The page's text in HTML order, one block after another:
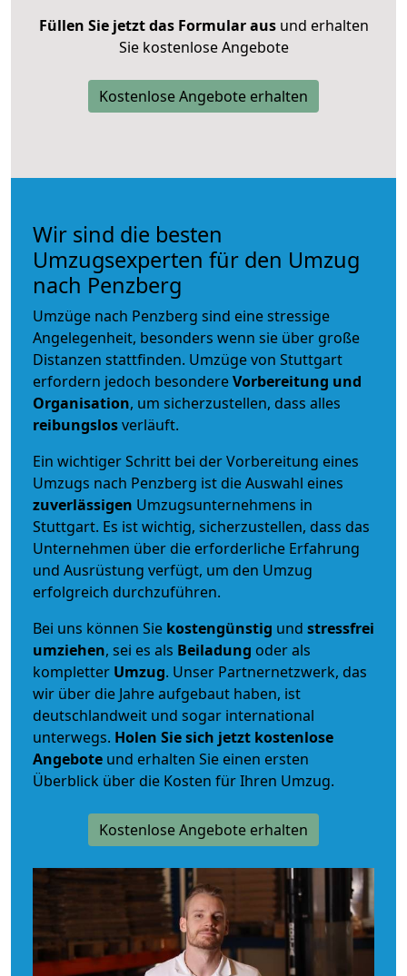
Füllen Sie jetzt das Formular ausund erhalten
Sie kostenlose Angebote
Kostenlose Angebote erhalten
Wir sind die besten
Umzugsexperten für den Umzug
nach Penzberg
Umzüge nach Penzberg sind eine stressige
Angelegenheit, besonders wenn sie über große
Distanzen stattfinden. Umzüge von Stuttgart
erfordern jedoch besondereVorbereitung und
Organisation, um sicherzustellen, dass alles
reibungslosverläuft.
Ein wichtiger Schritt bei der Vorbereitung eines
Umzugs nach Penzberg ist die Auswahl eines
zuverlässigen Umzugsunternehmens in
Stuttgart. Es ist wichtig, sicherzustellen, dass das
Unternehmen über die erforderliche Erfahrung
und Ausrüstung verfügt, um den Umzug
erfolgreich durchzuführen.
Bei uns können Sie kostengünstig und stressfrei
umziehen, sei es als Beiladung oder als
kompletter Umzug. Unser Partnernetzwerk, das
wir über die Jahre aufgebaut haben, ist
deutschlandweit und sogar international
unterwegs. Holen Sie sich jetzt kostenlose
Angebote und erhalten Sie einen ersten
Überblick über die Kosten für Ihren Umzug.
Kostenlose Angebote erhalten